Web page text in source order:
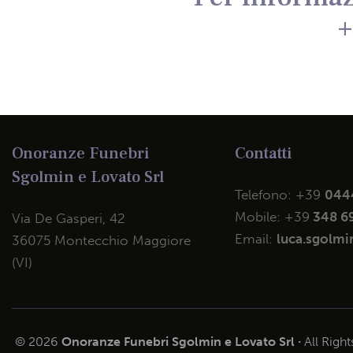
Onoranze Funebri
Sgolmin e Lovato Srl
Via De Gasperi, 42
36075 Montecchio Maggiore
(VI)
Contatti
Telefono: +39
Mobile: +39 348
Email:
© 2026 Onoranze Funebri Sgolmin e Lovato Srl · All